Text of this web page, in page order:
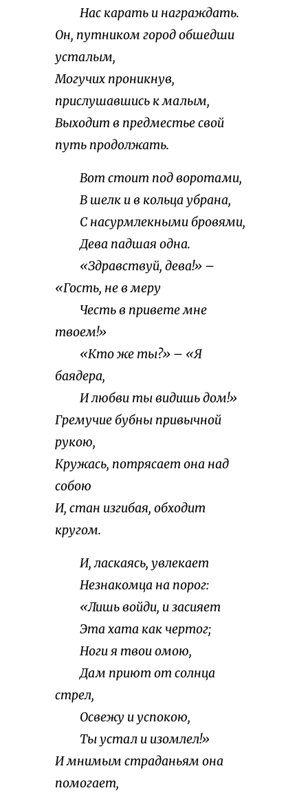
Нас карать и награждать.
Он, путником город обшедши
усталым,
Могучих проникнув,
прислушавшись к малым,
Выходит в предместье свой
путь продолжать.
Вот стоит под воротами,
В шелк и в кольца убрана,
С насурмлекными бровями,
Дева падшая одна.
«Здравствуй, дева!» –
«Гость, не в меру
Честь в привете мне
твоем!»
«Кто же ты?» – «Я
баядера,
И любви ты видишь дом!»
Гремучие бубны привычной
рукою,
Кружась, потрясает она над
собою
И, стан изгибая, обходит
кругом.
И, ласкаясь, увлекает
Незнакомца на порог:
«Лишь войди, и засияет
Эта хата как чертог;
Ноги я твои омою,
Дам приют от солнца
стрел,
Освежу и успокою,
Ты устал и изомлел!»
И мнимым страданьям она
помогает,